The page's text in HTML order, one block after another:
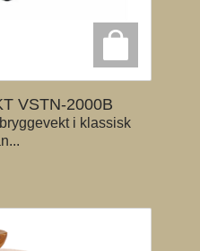
VSTN-2000B
i klassisk